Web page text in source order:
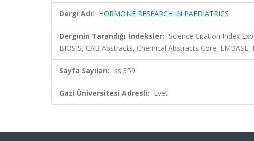
Dergi Adı: HORMONE RESEARCH IN PAEDIATRICS
Derginin Tarandığı İndeksler: Science Citation Index
BIOSIS, CAB Abstracts, Chemical Abstracts Core,
Sayfa Sayıları: ss.359
Gazi Üniversitesi Adresli: Evet